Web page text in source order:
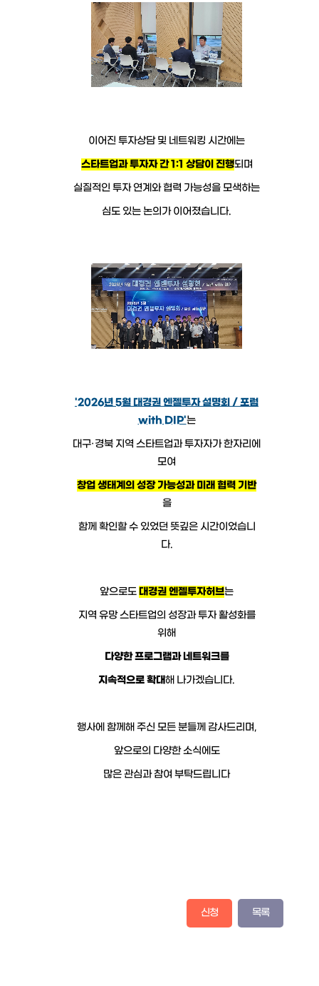
이어진 투자상담 및 네트워킹 시간에는
스타트업과 투자자 간 1:1 상담이 진행되며
실질적인 투자 연계와 협력 가능성을 모색하는
심도 있는 논의가 이어졌습니다.
'2026년 5월 대경권 엔젤투자 설명회 / 포럼
with DIP'는
대구·경북 지역 스타트업과 투자자가 한자리에
모여
창업 생태계의 성장 가능성과 미래 협력 기반
을
함께 확인할 수 있었던 뜻깊은 시간이었습니
다.
앞으로도대경권 엔젤투자허브는
지역 유망 스타트업의 성장과 투자 활성화를
위해
다양한 프로그램과 네트워크를
지속적으로 확대해 나가겠습니다.
행사에 함께해 주신 모든 분들께 감사드리며,
앞으로의 다양한 소식에도
많은 관심과 참여 부탁드립니다